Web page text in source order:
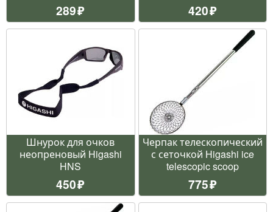
289 420
Шнурок для очков
неопреновый Higashi
HNS
450
Черпак телескопический
с сеточкой Higashi ice
telescopic scoop
775